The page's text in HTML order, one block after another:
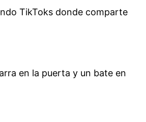
TikToks donde comparte
en la puerta y un bate en